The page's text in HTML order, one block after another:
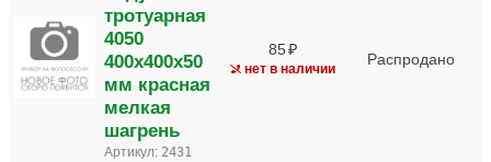
тротуарная
4050
400х400х50
мм красная
мелкая
шагрень
Артикул: 2431
85
нет в наличии
Распродано